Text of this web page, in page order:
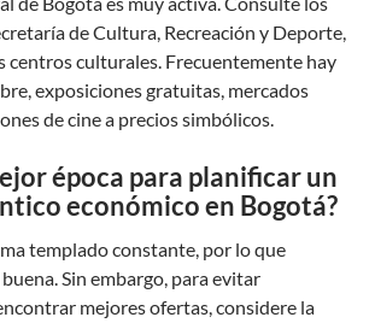
de Cultura, Recreación y Deporte,
centros culturales. Frecuentemente hay
exposiciones gratuitas, mercados
de cine a precios simbólicos.
época para planificar un
económico en Bogotá?
templado constante, por lo que
Sin embargo, para evitar
mejores ofertas, considere la